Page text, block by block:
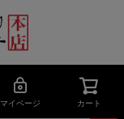
マイページ カート